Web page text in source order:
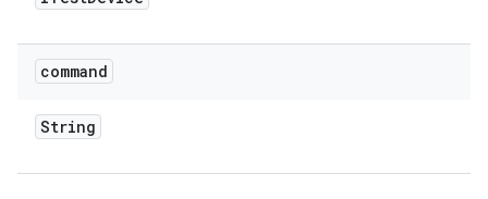
command
String